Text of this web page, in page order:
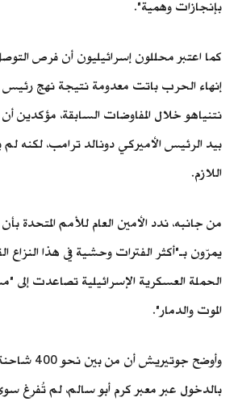
بإنجازات وهمية".
كما اعتبر محللون إسرائيليون أن فرص
إنهاء الحرب باتت معدومة نتيجة نهج رئيس
نتنياهو خلال المفاوضات السابقة، مؤكدين
بيد الرئيس الأميركي دونالد ترامب، لكنه
اللازم.
من جانبه، ندد الأمين العام للأمم المتحدة
يمرّون بـ"أكثر الفترات وحشية في هذا النزاع
الحملة العسكرية الإسرائيلية تصاعدت
الموت والدمار".
وأوضح